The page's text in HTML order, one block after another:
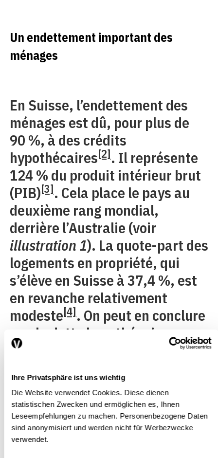
Ihre Privatsphäre ist uns wichtig
Die Website verwendet Cookies. Diese dienen
statistischen Zwecken und ermöglichen es, Ihnen
Leseempfehlungen zu machen. Personenbezogene Daten
sind anonymisiert und werden nicht für Werbezwecke
verwendet.
Un endettement important des
ménages
En Suisse, l’endettement des
ménages est dû, pour plus de
90 %, à des crédits
hypothécaires[2]. Il représente
124 % du produit intérieur brut
(PIB)[3]. Cela place le pays au
deuxième rang mondial,
derrière l’Australie (voir
illustration 1). La quote-part des
logements en propriété, qui
s’élève en Suisse à 37,4 %, est
en revanche relativement
modeste[4]. On peut en conclure
que la dette hypothécaire par
propriétaire est élevée.
Ill. 1. Endettement des ménages
(en % du PIB, 4esemestre 2015)